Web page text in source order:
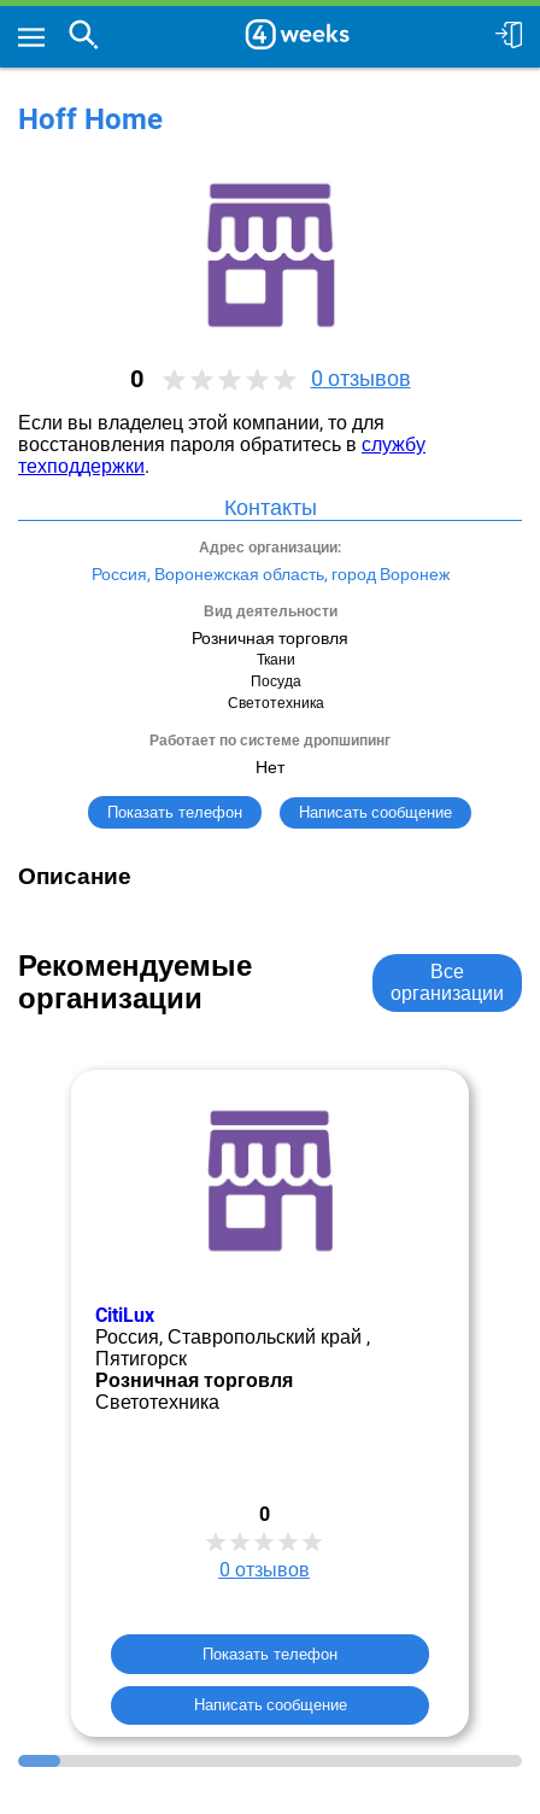
Hoff Home
0 0 отзывов
Если вы владелец этой компании, то для
восстановления пароля обратитесь в службу
техподдержки.
Контакты
Адрес организации:
Россия, Воронежская область, город Воронеж
Вид деятельности
Розничная торговля
Ткани
Посуда
Светотехника
Работает по системе дропшипинг
Нет
Показать телефон Написать сообщение
Описание
Рекомендуемые
организации
Все
организации
CitiLux
Россия, Ставропольский край ,
Пятигорск
Розничная торговля
Светотехника
0
0 отзывов
Показать телефон
Написать сообщение